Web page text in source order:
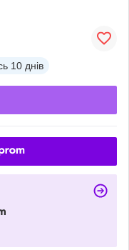
10 днів